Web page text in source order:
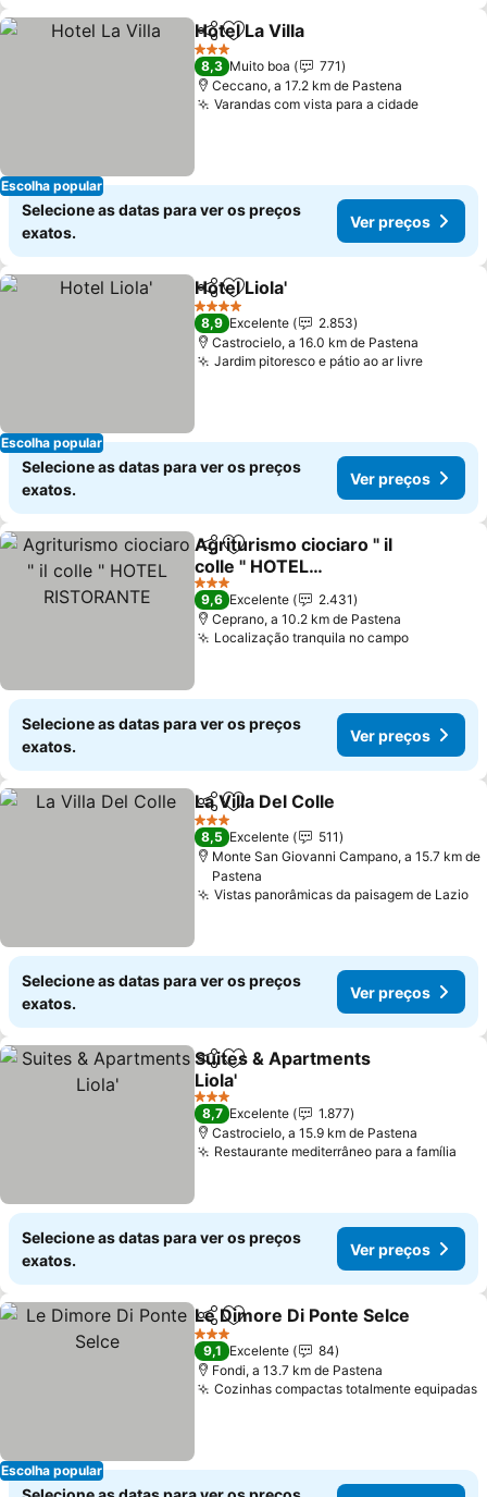
Escolha popular
PartilharAdicionar aos favoritos
Hotel La Villa
3 Estrelas
8,3 Muito boa
771
Ceccano, a 17.2 km de Pastena
Varandas com vista para a cidadeVer
Selecione as datas para ver os preços
exatos.
Ver preços
Escolha popular
PartilharAdicionar aos favoritos
Hotel Liola'
4 Estrelas
8,9 Excelente
2.853
Castrocielo, a 16.0 km de Pastena
Jardim pitoresco e pátio ao ar livreVer
Selecione as datas para ver os preços
exatos.
Ver preços
PartilharAdicionar aos favoritos
Agriturismo ciociaro " il
colle " HOTEL
RISTORANTE
Ver preços
3 Estrelas
9,6 Excelente
2.431
Ceprano, a 10.2 km de Pastena
Localização tranquila no campoVer
Selecione as datas para ver os preços
exatos.
Ver preços
PartilharAdicionar aos favoritos
La Villa Del Colle
3 Estrelas
8,5 Excelente
511
Monte San Giovanni Campano, a 15.7 km de
Pastena
Vistas panorâmicas da paisagem de Lazio
Selecione as datas para ver os preços
exatos.
Ver preços
PartilharAdicionar aos favoritos
Suites & Apartments
Liola'
Ver preços
3 Estrelas
8,7 Excelente
1.877
Castrocielo, a 15.9 km de Pastena
Restaurante mediterrâneo para a família
Selecione as datas para ver os preços
exatos.
Ver preços
Escolha popular
PartilharAdicionar aos favoritos
Le Dimore Di Ponte Selce
3 Estrelas
9,1 Excelente
84
Fondi, a 13.7 km de Pastena
Cozinhas compactas totalmente equipadas